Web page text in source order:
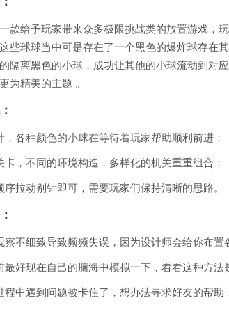
款给予玩家带来众多极限挑战类的放置游戏，
些球球当中可是存在了一个黑色的爆炸球存在
隔离黑色的小球，成功让其他的小球流动到对
为精美的主题 。
各种颜色的小球在等待着玩家帮助顺利前进；
，不同的环境构造，多样化的机关重重组合；
拉动别针即可，需要玩家们保持清晰的思路。
不细致导致频频失误，因为设计师会给你布置
好现在自己的脑海中模拟一下，看看这种方法
中遇到问题被卡住了，想办法寻求好友的帮助